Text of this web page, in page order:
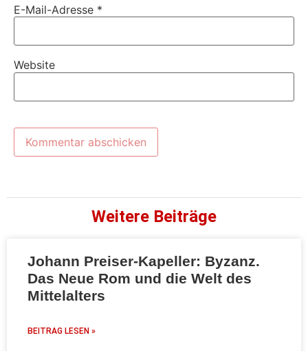
E-Mail-Adresse *
Website
Weitere Beiträge
Johann Preiser-Kapeller: Byzanz.
Das Neue Rom und die Welt des
Mittelalters
BEITRAG LESEN »